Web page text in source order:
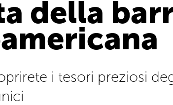
della
i tesori preziosi